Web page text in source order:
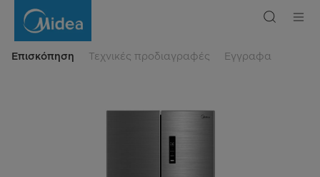
Refrigerator
Επισκόπηση Τεχνικές προδιαγραφές Εγγραφα